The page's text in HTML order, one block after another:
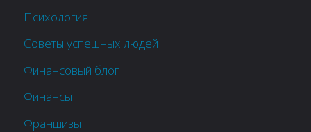
Психология
Советы успешных людей
Финансовый блог
Финансы
Франшизы